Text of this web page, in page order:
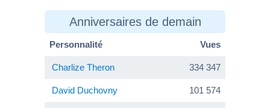
Anniversaires de demain
Personnalité Vues
Charlize Theron 334 347
David Duchovny 101 574